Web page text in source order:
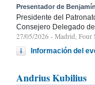
Presentador de
Presidente del
Consejero Delegado
27/05/2026 - Madrid, Four
Información del
Andrius Kubilius